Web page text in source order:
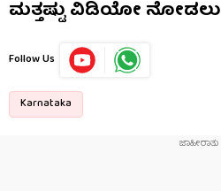
ಮತ್ತಷ್ಟು ವಿಡಿಯೋ ನೋಡಲು
Follow Us
Karnataka